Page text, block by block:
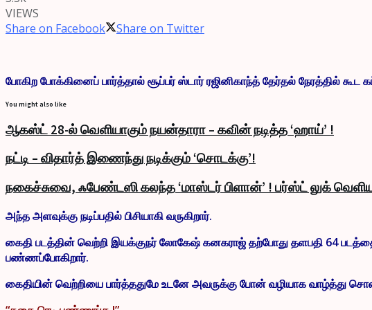
VIEWS
Share on Facebook
Share on Twitter
போகிற போக்கினைப் பார்த்தால் சூப்பர் ஸ்டார் ரஜினிகாந்த் தேர்தல் நேரத்தில் கூட
You might also like
ஆகஸ்ட் 28-ல் வெளியாகும் நயன்தாரா – கவின் நடித்த ‘ஹாய்’ !
நட்டி – விதார்த் இணைந்து நடிக்கும் ‘சொடக்கு’!
நகைச்சுவை, ஃபேண்டஸி கலந்த ‘மாஸ்டர் பிளான்’ ! பர்ஸ்ட் லுக்
அந்த அளவுக்கு நடிப்பதில் பிசியாகி வருகிறார்.
கைதி படத்தின் வெற்றி இயக்குநர் லோகேஷ் கனகராஜ் தற்போது தளபதி 64
பண்ணப்போகிறார்.
கைதியின் வெற்றியை பார்த்ததுமே உடனே அவருக்கு போன் வழியாக வாழ்த்து